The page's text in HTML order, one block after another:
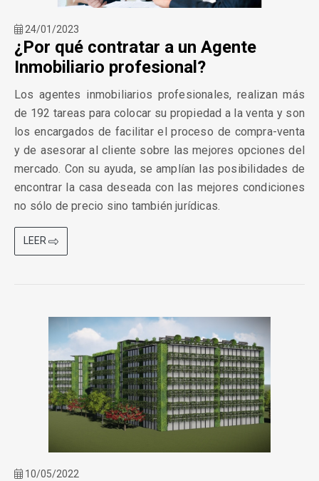
24/01/2023
¿Por qué contratar a un Agente
Inmobiliario profesional?
Los agentes inmobiliarios profesionales, realizan más
de 192 tareas para colocar su propiedad a la venta y son
los encargados de facilitar el proceso de compra-venta
y de asesorar al cliente sobre las mejores opciones del
mercado. Con su ayuda, se amplían las posibilidades de
encontrar la casa deseada con las mejores condiciones
no sólo de precio sino también jurídicas.
LEER
10/05/2022